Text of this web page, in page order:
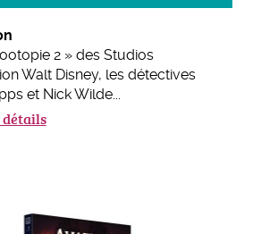
2 » des Studios
Walt Disney, les détectives
et Nick Wilde...
détails